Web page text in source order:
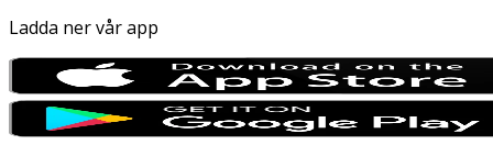
Ladda ner vår app